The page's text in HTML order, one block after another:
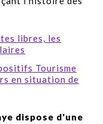
libres, les
Tourisme
en situation de
dispose d'une